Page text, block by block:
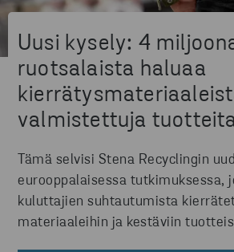
Uusi kysely: 4
ruotsalaista haluaa
valmistettuja
Tämä selvisi Stena Recyclingin
eurooppalaisessa tutkimuksessa,
kuluttajien suhtautumista
materiaaleihin ja kestäviin